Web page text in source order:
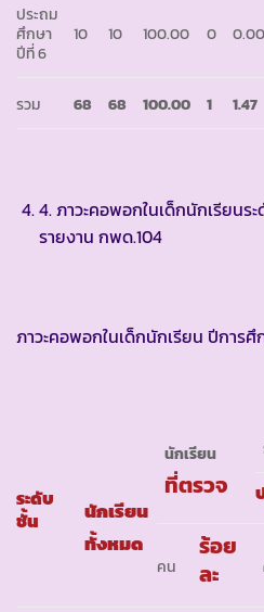
ประถม
ศึกษา
ปีที่ 6
10 10 100.00 0 0.00
รวม 68 68 100.00 1 1.47
4. ภาวะคอพอกในเด็กนักเรียน
รายงาน กพด.104
ภาวะคอพอกในเด็กนักเรียน ปีการศึ
ระดับ
ชั้น
นักเรียน
ทั้งหมด
นักเรียน
ที่ตรวจ
คน
ร้อย
ละ